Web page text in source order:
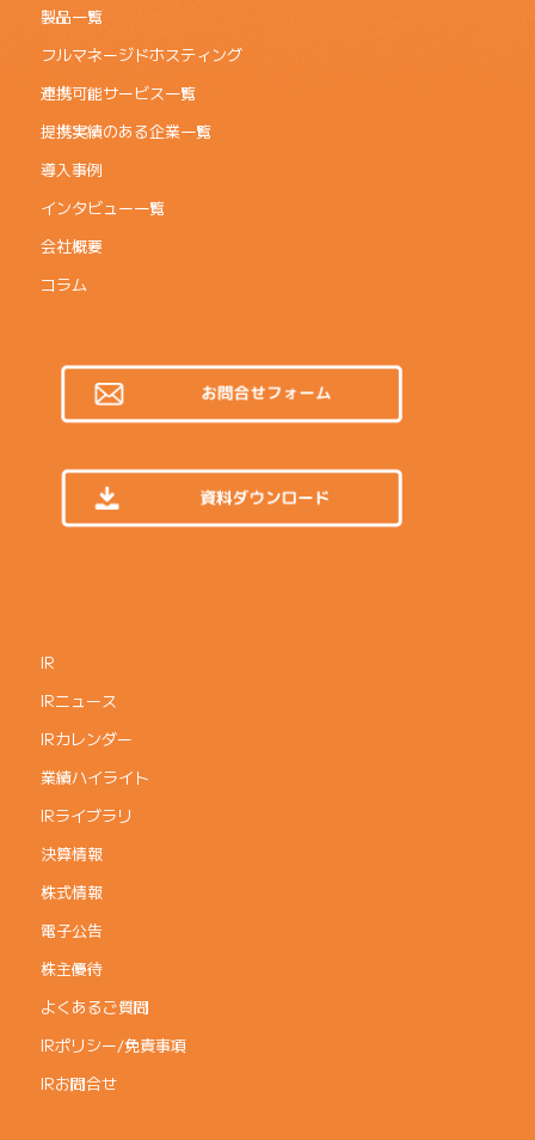
製品一覧
フルマネージドホスティング
連携可能サービス一覧
提携実績のある企業一覧
導入事例
インタビュー一覧
会社概要
コラム
IR
IRニュース
IRカレンダー
業績ハイライト
IRライブラリ
決算情報
株式情報
電子公告
株主優待
よくあるご質問
IRポリシー/免責事項
IRお問合せ